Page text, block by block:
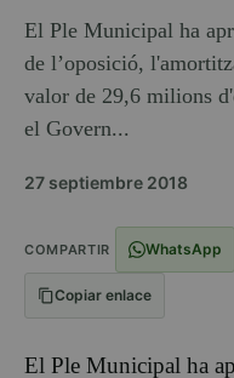
El Ple Municipal ha
de l’oposició,
valor de 29,6 milions
el Govern...
27 septiembre 2018
COMPARTIR WhatsApp
Copiar enlace
El Ple Municipal ha